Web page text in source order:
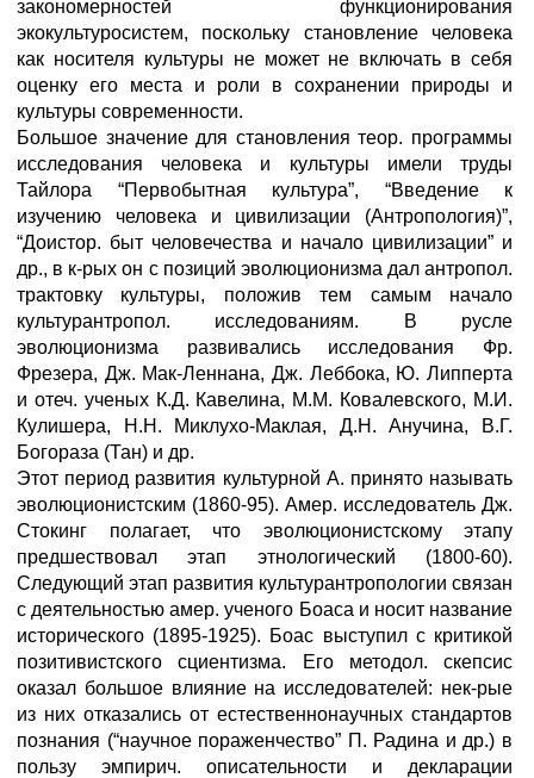
закономерностей функционирования
экокультуросистем, поскольку становление человека
как носителя культуры не может не включать в себя
оценку его места и роли в сохранении природы и
культуры современности.
Большое значение для становления теор. программы
исследования человека и культуры имели труды
Тайлора “Первобытная культура”, “Введение к
изучению человека и цивилизации (Антропология)”,
“Доистор. быт человечества и начало цивилизации” и
др., в к-рых он с позиций эволюционизма дал антропол.
трактовку культуры, положив тем самым начало
культурантропол. исследованиям. В русле
эволюционизма развивались исследования Фр.
Фрезера, Дж. Мак-Леннана, Дж. Леббока, Ю. Липперта
и отеч. ученых К.Д. Кавелина, М.М. Ковалевского, М.И.
Кулишера, Н.Н. Миклухо-Маклая, Д.Н. Анучина, В.Г.
Богораза (Тан) и др.
Этот период развития культурной А. принято называть
эволюционистским (1860-95). Амер. исследователь Дж.
Стокинг полагает, что эволюционистскому этапу
предшествовал этап этнологический (1800-60).
Следующий этап развития культурантропологии связан
с деятельностью амер. ученого Боаса и носит название
исторического (1895-1925). Боас выступил с критикой
позитивистского сциентизма. Его методол. скепсис
оказал большое влияние на исследователей: нек-рые
из них отказались от естественнонаучных стандартов
познания (“научное пораженчество” П. Радина и др.) в
пользу эмпирич. описательности и декларации